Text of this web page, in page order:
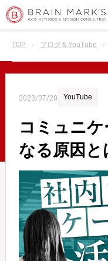
TOP ブログ＆YouTube
2023/07/20 YouTube
コミュニ
なる原因と